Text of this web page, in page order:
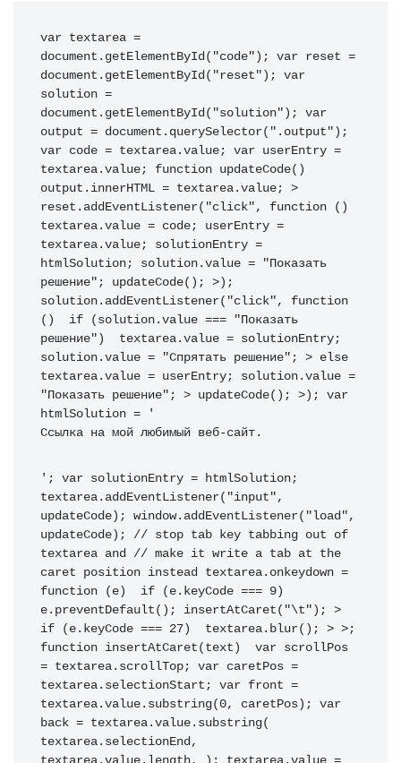
var textarea =
document . getElementById ( "code" ) ; var reset =
document . getElementById ( "reset" ) ;
var
solution =
document . getElementById ( "solution" ) ;
var
output = document . querySelector( ".output" ) ;
var code = textarea . value ; var userEntry =
textarea . value ; function updateCode( )
output . innerHTML = textarea . value ;
>
reset . addEventListener( "click" , function ( )
textarea . value = code ; userEntry =
textarea . value ; solutionEntry =
htmlSolution ; solution . value =
"Показать
решение" ; updateCode( ) ; > ) ;
solution . addEventListener( "click" ,
function
( ) if ( solution . value ===
"Показать
решение" ) textarea . value = solutionEntry ;
solution . value = "Спрятать решение" ; > else
textarea . value = userEntry ; solution . value =
"Показать решение" ; > updateCode( ) ; > ) ;
var
htmlSolution =
'
Ссылка на мой любимый веб-сайт.
' ; var solutionEntry = htmlSolution ;
textarea . addEventListener( "input" ,
updateCode ) ; window. addEventListener( "load" ,
updateCode ) ;
// stop tab key tabbing out of
textarea and
// make it write a tab at the
caret position instead
textarea . onkeydown =
function
( e ) if ( e . keyCode === 9 )
e . preventDefault ( ) ; insertAtCaret ( "\t" ) ;
>
if
( e . keyCode === 27 ) textarea . blur( ) ; > > ;
function insertAtCaret ( text ) var
= textarea . scrollTop ; var caretPos =
textarea . selectionStart ; var front =
textarea . value . substring( 0, caretPos ) ;
var
back = textarea . value . substring(
textarea . selectionEnd ,